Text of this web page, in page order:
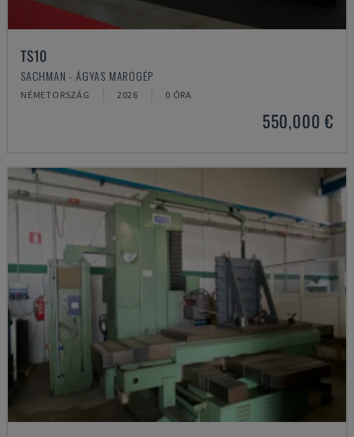
TS10
SACHMAN - ÁGYAS MARÓGÉP
NÉMETORSZÁG 2026 0 ÓRA
550,000 €